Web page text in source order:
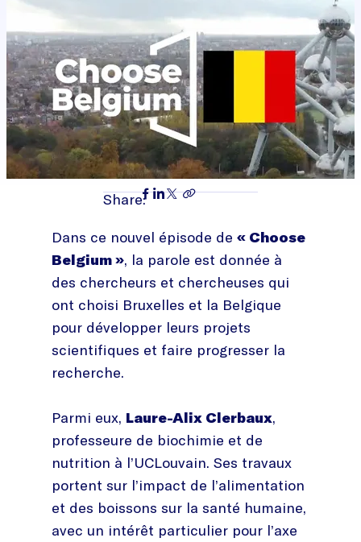
Share:
Dans ce nouvel épisode de « Choose
Belgium », la parole est donnée à
des chercheurs et chercheuses qui
ont choisi Bruxelles et la Belgique
pour développer leurs projets
scientifiques et faire progresser la
recherche.
Parmi eux, Laure-Alix Clerbaux,
professeure de biochimie et de
nutrition à l’UCLouvain. Ses travaux
portent sur l’impact de l’alimentation
et des boissons sur la santé humaine,
avec un intérêt particulier pour l’axe